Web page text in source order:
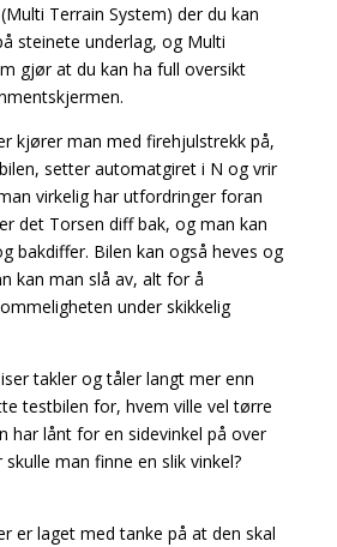
Terrain System) der du kan
steinete underlag, og Multi
gjør at du kan ha full oversikt
kjører man med firehjulstrekk på,
setter automatgiret i N og vrir
virkelig har utfordringer foran
det Torsen diff bak, og man kan
bakdiffer. Bilen kan også heves og
kan man slå av, alt for å
under skikkelig
takler og tåler langt mer enn
testbilen for, hvem ville vel tørre
har lånt for en sidevinkel på over
skulle man finne en slik vinkel?
er laget med tanke på at den skal